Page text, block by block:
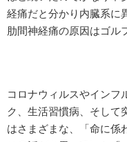
経痛だと分かり内臓系に
肋間神経痛の原因はゴル
コロナウィルスやインフ
ク、生活習慣病、そして
はさまざまな、「命に係